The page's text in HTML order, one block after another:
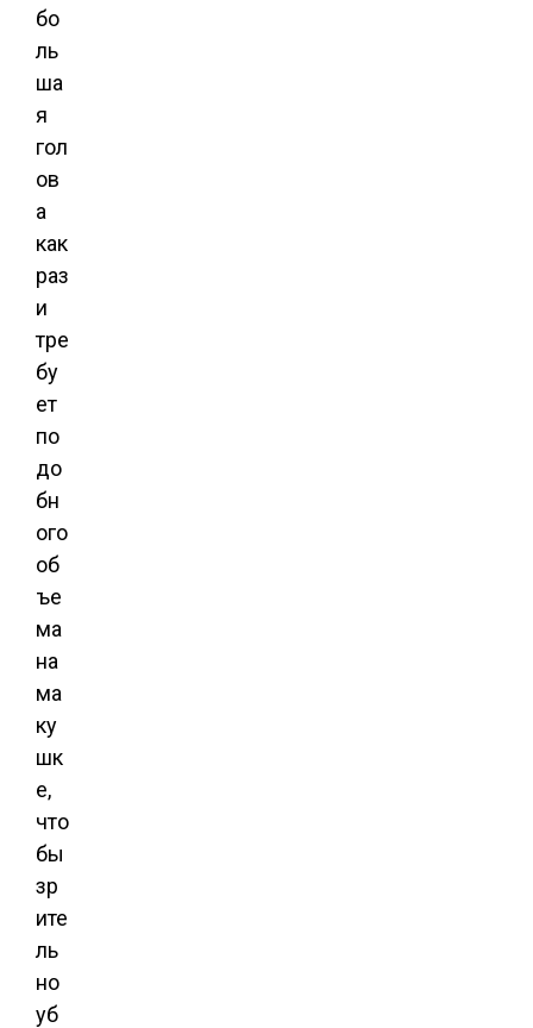
бо
ль
ша
я
гол
ов
а
как
раз
и
тре
бу
ет
по
до
бн
ого
об
ъе
ма
на
ма
ку
шк
е,
что
бы
зр
ите
ль
но
уб